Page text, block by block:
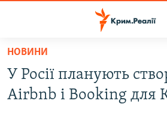
Перейти
основного
матеріалу
ВОДА.КРИМ
НОВИНИ
У Росії планують
Airbnb і Booking для